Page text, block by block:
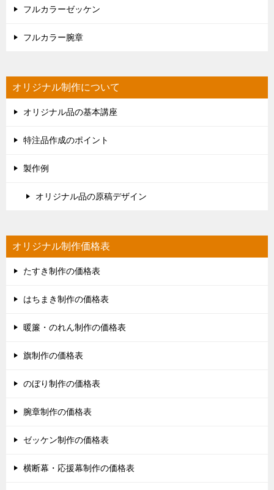
フルカラーゼッケン
フルカラー腕章
オリジナル制作について
オリジナル品の基本講座
特注品作成のポイント
製作例
オリジナル品の原稿デザイン
オリジナル制作価格表
たすき制作の価格表
はちまき制作の価格表
暖簾・のれん制作の価格表
旗制作の価格表
のぼり制作の価格表
腕章制作の価格表
ゼッケン制作の価格表
横断幕・応援幕制作の価格表